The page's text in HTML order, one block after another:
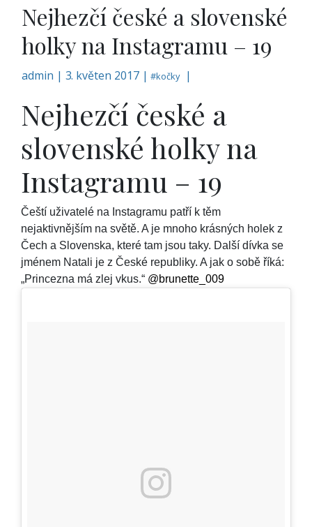
Nejhezčí české a slovenské
holky na Instagramu – 19
admin | 3. květen 2017 |#kočky |
Nejhezčí české a
slovenské holky na
Instagramu – 19
Čeští uživatelé na Instagramu patří k těm
nejaktivnějším na světě. A je mnoho krásných holek z
Čech a Slovenska, které tam jsou taky. Další dívka se
jménem Natali je z České republiky. A jak o sobě říká:
„Princezna má zlej vkus.“ @brunette_009